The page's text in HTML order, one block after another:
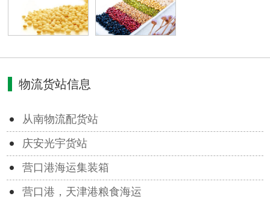
物流货站信息
从南物流配货站
庆安光宇货站
营口港海运集装箱
营口港，天津港粮食海运